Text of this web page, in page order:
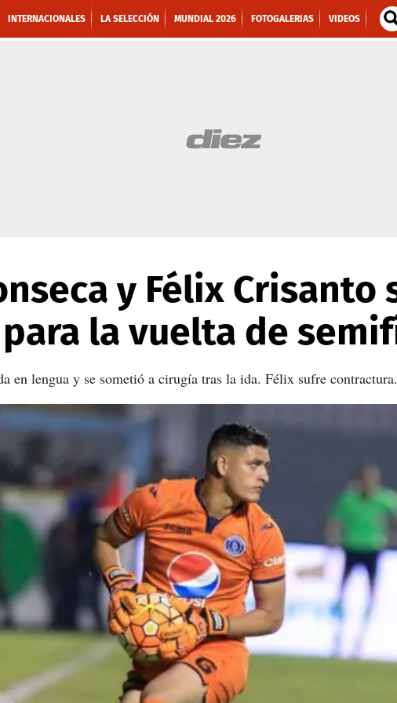
INTERNACIONALES LA SELECCIÓN MUNDIAL 2026 FOTOGALERIAS VIDEOS
y Félix Crisanto
la vuelta de
en lengua y se sometió a cirugía tras la ida. Félix sufre contractura.